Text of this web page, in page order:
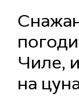
Чиле,
на